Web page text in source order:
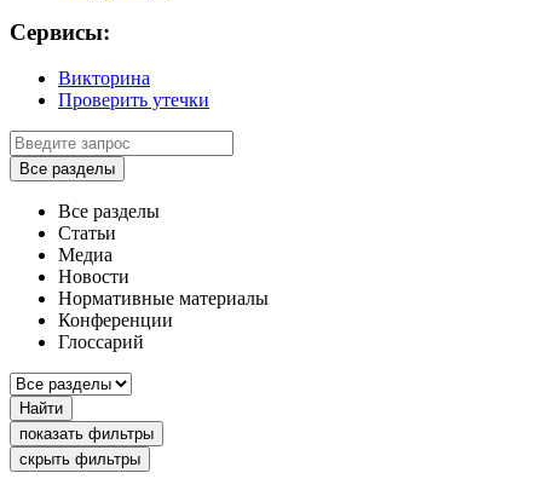
Сервисы:
Викторина
Проверить утечки
Все разделы
Все разделы
Статьи
Медиа
Новости
Нормативные материалы
Конференции
Глоссарий
Найти
показать фильтры
скрыть фильтры